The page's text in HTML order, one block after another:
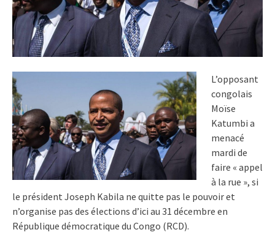
L’opposant
congolais
Moïse
Katumbi a
menacé
mardi de
faire « appel
à la rue », si
le président Joseph Kabila ne quitte pas le pouvoir et
n’organise pas des élections d’ici au 31 décembre en
République démocratique du Congo (RCD).